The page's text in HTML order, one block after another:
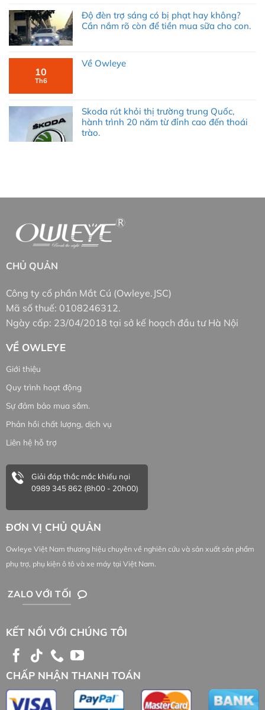
Độ đèn trợ sáng có bị phạt hay không?
Cần nắm rõ còn để tiền mua sữa cho con.
10
Th6
Về Owleye
Skoda rút khỏi thị trường trung Quốc,
hành trình 20 năm từ đỉnh cao đến thoái
trào.
CHỦ QUẢN
Công ty cổ phần Mắt Cú (Owleye.JSC)
Mã số thuế: 0108246312.
Ngày cấp: 23/04/2018 tại sở kế hoạch đầu tư Hà Nội
VỀ OWLEYE
Giới thiệu
Quy trình hoạt động
Sự đảm bảo mua sắm.
Phản hồi chất lượng, dịch vụ
Liên hệ hỗ trợ
Giải đáp thắc mắc khiếu nại
0989 345 862 (8h00 - 20h00)
ĐƠN VỊ CHỦ QUẢN
Owleye Việt Nam thương hiệu chuyên về nghiên cứu và sản xuất sản phẩm
phụ trợ, phụ kiện ô tô và xe máy tại Việt Nam.
ZALO VỚI TỐI
KẾT NỐI VỚI CHÚNG TÔI
CHẤP NHẬN THANH TOÁN